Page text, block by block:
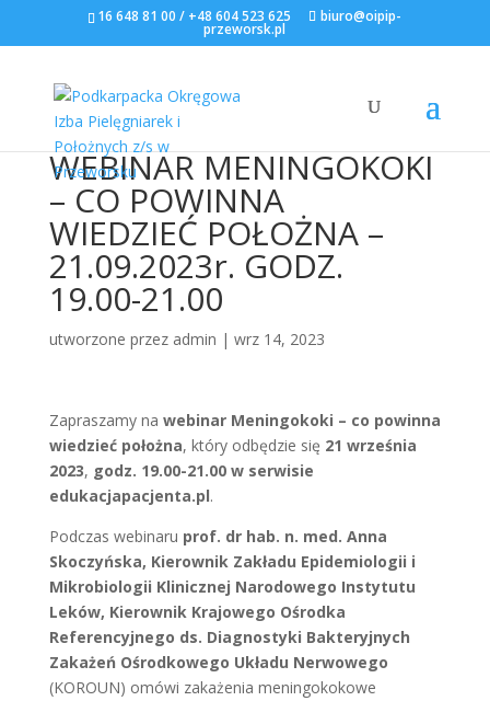
16 648 81 00 / +48 604 523 625 biuro@oipip-
przeworsk.pl
WEBINAR MENINGOKOKI
– CO POWINNA
WIEDZIEĆ POŁOŻNA –
21.09.2023r. GODZ.
19.00-21.00
utworzone przez admin | wrz 14, 2023
Zapraszamy na webinar Meningokoki – co powinna
wiedzieć położna, który odbędzie się 21 września
2023, godz. 19.00-21.00 w serwisie
edukacjapacjenta.pl.
Podczas webinaru prof. dr hab. n. med. Anna
Skoczyńska, Kierownik Zakładu Epidemiologii i
Mikrobiologii Klinicznej Narodowego Instytutu
Leków, Kierownik Krajowego Ośrodka
Referencyjnego ds. Diagnostyki Bakteryjnych
Zakażeń Ośrodkowego Układu Nerwowego
(KOROUN) omówi zakażenia meningokokowe